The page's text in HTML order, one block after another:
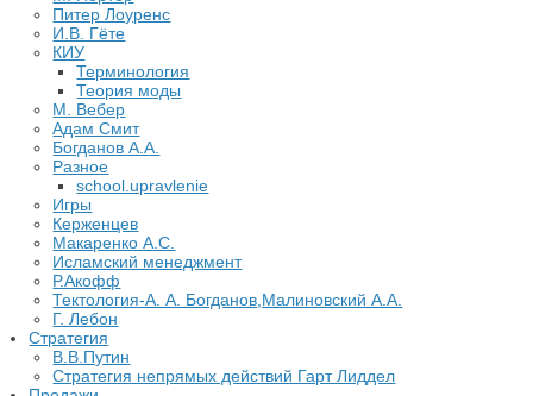
Питер Лоуренс
И.В. Гёте
КИУ
Терминология
Теория моды
М. Вебер
Адам Смит
Богданов А.А.
Разное
school.upravlenie
Игры
Керженцев
Макаренко А.С.
Исламский менеджмент
Р.Акофф
Тектология-А. А. Богданов,Малиновский А.А.
​Г. Лебон
Стратегия
В.В.Путин
​Стратегия непрямых действий Гарт Лиддел